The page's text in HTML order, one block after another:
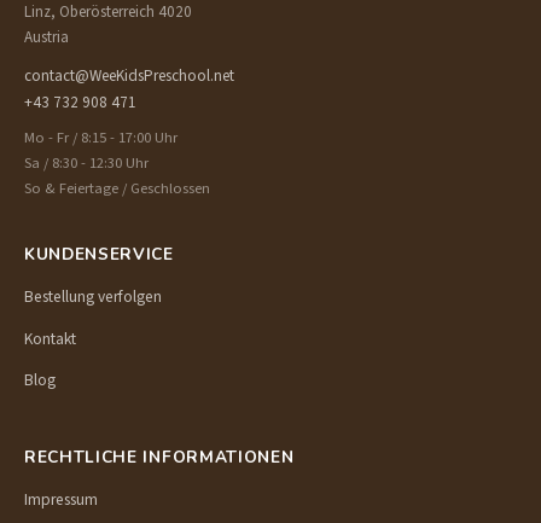
Linz, Oberösterreich 4020
Austria
contact@WeeKidsPreschool.net
+43 732 908 471
Mo - Fr / 8:15 - 17:00 Uhr
Sa / 8:30 - 12:30 Uhr
So & Feiertage / Geschlossen
KUNDENSERVICE
Bestellung verfolgen
Kontakt
Blog
RECHTLICHE INFORMATIONEN
Impressum